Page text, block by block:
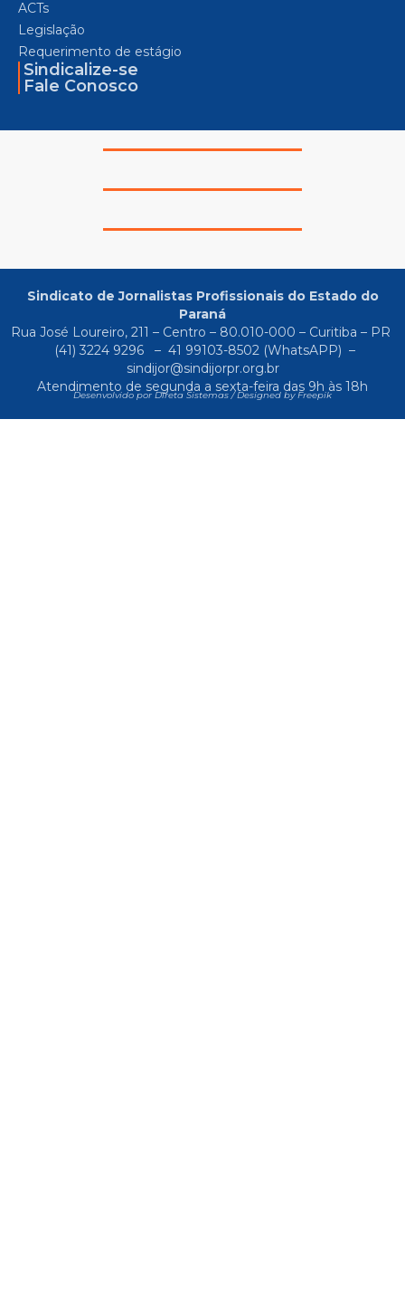
ACTs
Legislação
Requerimento de estágio
Sindicalize-se
Fale Conosco
Sindicato de Jornalistas Profissionais do Estado do
Paraná
Rua José Loureiro, 211 – Centro – 80.010-000 – Curitiba – PR
(41) 3224 9296
– 41 99103-8502(WhatsAPP) –
sindijor@sindijorpr.org.br
Atendimento de segunda a sexta-feira das 9h às 18h
Desenvolvido por Direta Sistemas /Designed by Freepik